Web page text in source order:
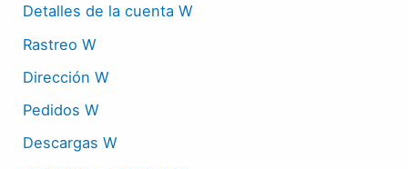
Detalles de la cuenta W
Rastreo W
Dirección W
Pedidos W
Descargas W